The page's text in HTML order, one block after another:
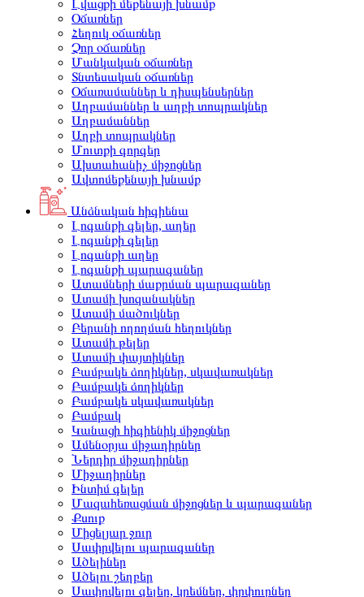
Լվացքի մեքենայի խնամք
Օճառներ
Հեղուկ օճառներ
Չոր օճառներ
Մանկական օճառներ
Տնտեսական օճառներ
Օճառամաններ և դիսպենսերներ
Աղբամաններ և աղբի տոպրակներ
Աղբամաններ
Աղբի տոպրակներ
Մուտքի գորգեր
Ախտահանիչ միջոցներ
Ավտոմեքենայի խնամք
Անձնական հիգիենա
Լոգանքի գելեր, աղեր
Լոգանքի գելեր
Լոգանքի աղեր
Լոգանքի պարագաներ
Ատամների մաքրման պարագաներ
Ատամի խոզանակներ
Ատամի մածուկներ
Բերանի ողողման հեղուկներ
Ատամի թելեր
Ատամի փայտիկներ
Բամբակե ձողիկներ, սկավառակներ
Բամբակե ձողիկներ
Բամբակե սկավառակներ
Բամբակ
Կանացի հիգիենիկ միջոցներ
Ամենօրյա միջադիրներ
Ներդիր միջադիրներ
Միջադիրներ
Ինտիմ գելեր
Մազահեռացման միջոցներ և պարագաներ
Քսուք
Միցելյար ջուր
Սափրվելու պարագաներ
Ածելիներ
Ածելու շեղբեր
Սափրվելու գելեր, կրեմներ, փրփուրներ